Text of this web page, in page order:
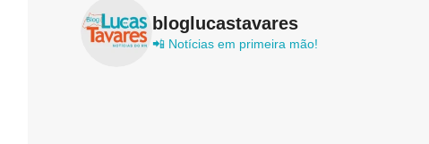
bloglucastavares
📲 Notícias em primeira mão!